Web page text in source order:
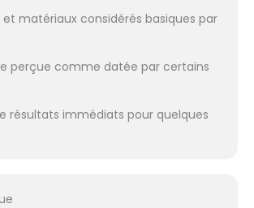
matériaux considérés basiques par
perçue comme datée par certains
résultats immédiats pour quelques